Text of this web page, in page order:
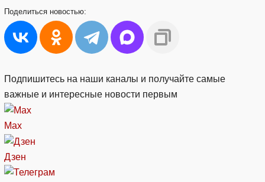
Поделиться новостью:
Подпишитесь на наши каналы и получайте самые
важные и интересные новости первым
Max
Дзен